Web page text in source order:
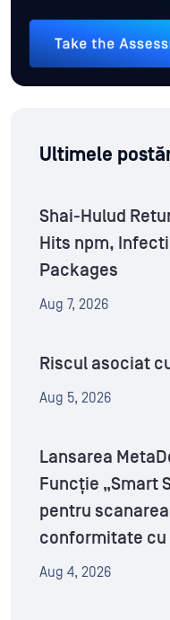
Ultimele
Shai-Hulud
Hits npm,
Packages
Aug 7, 2026
Riscul asociat
Aug 5, 2026
Lansarea
Funcție „Smart
pentru
conformitate
Aug 4, 2026